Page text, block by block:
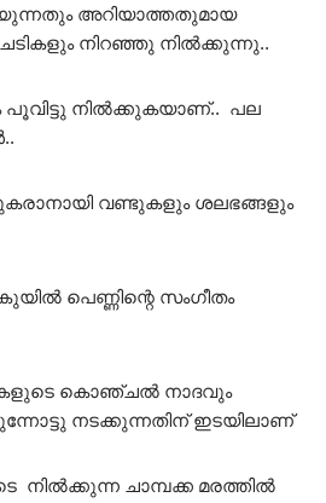
അറിയാത്തതുമായ
നിറഞ്ഞു നിൽക്കുന്നു..
പൂവിട്ടു നിൽക്കുകയാണ്.. പല
വണ്ടുകളും ശലഭങ്ങളും
പെണ്ണിന്റെ സംഗീതം
കൊഞ്ചൽ നാദവും
നടക്കുന്നതിന് ഇടയിലാണ്
നിൽക്കുന്ന ചാമ്പക്ക മരത്തിൽ